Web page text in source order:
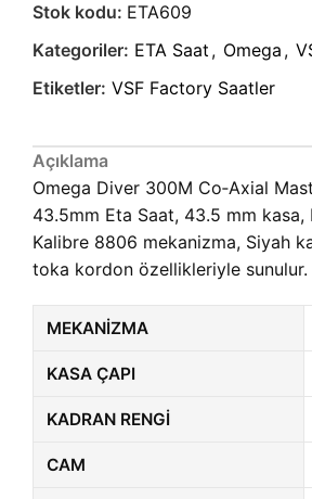
Stok kodu: ETA609
Kategoriler: ETA Saat , Omega ,
Etiketler: VSF Factory Saatler
Açıklama
Omega Diver 300M Co‑Axial
43.5mm Eta Saat, 43.5 mm kasa,
Kalibre 8806 mekanizma, Siyah
toka kordon özellikleriyle sunulur.
MEKANIZMA
KASA ÇAPI
KADRAN RENGI
CAM